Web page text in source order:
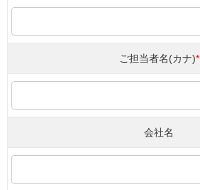
ご担当者名(カナ)*
会社名